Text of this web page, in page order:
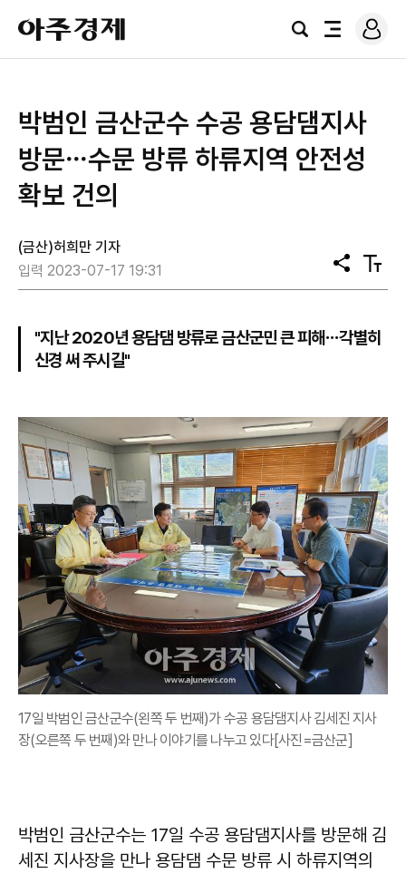
아
주
경
검
전
로
그
박범인 금산군수 수공 용담댐지사
방문⋯수문 방류 하류지역 안전성
확보 건의
(금산)허희만 기자
입력 2023-07-17 19:31
공
유
텍
스
기
"지난 2020년 용담댐 방류로 금산군민 큰 피해⋯각별히
신경 써 주시길"
17일 박범인 금산군수(왼쪽 두 번째)가 수공 용담댐지사 김세진 지사
장(오른쪽 두 번째)와 만나 이야기를 나누고 있다[사진=금산군]
박범인 금산군수는 17일 수공 용담댐지사를 방문해 김
세진 지사장을 만나 용담댐 수문 방류 시 하류지역의